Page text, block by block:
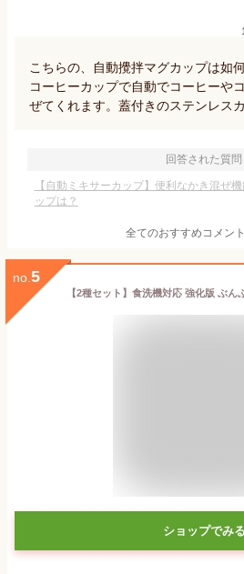
こちらの、自動攪拌マグカップは如
コーヒーカップで自動でコーヒーや
ぜてくれます。蓋付きのステンレスカ
回答された質問
【自動ミキサーカップ】便利なかき混ぜ
ップは？
全てのおすすめコメント
no. 5
ショップでみる